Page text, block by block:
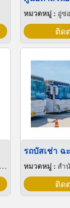
หมวดหมู่ : อู่ซ่อ
ติด
รถบัสเช่า ฉ
หมวดหมู่ : สำ
ติด